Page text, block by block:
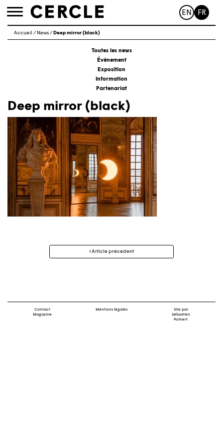
Toggle
EN FR
Accueil / News/ Deep mirror (black)
Toutes les news
Événement
Exposition
Information
Partenariat
Deep mirror (black)
Navigation
Article précédent
Contact
Magazine
Mentions légales
Site par
Sébastien
Poilvert